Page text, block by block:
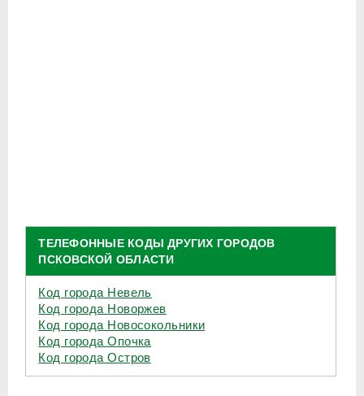
ТЕЛЕФОННЫЕ КОДЫ ДРУГИХ ГОРОДОВ
ПСКОВСКОЙ ОБЛАСТИ
Код города Невель
Код города Новоржев
Код города Новосокольники
Код города Опочка
Код города Остров